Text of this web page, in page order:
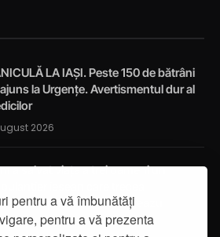
pentru a vă îmbunătăți
pentru a vă prezenta
LA IAȘI. Peste 150 de bătrâni
la Urgențe. Avertismentul dur al
2026
a salvat viața a trei oameni un
prin localitatea Breazu
2026